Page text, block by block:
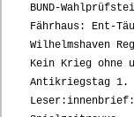
BUND-
Fährhaus: Ent-
Wilhelmshaven
Kein Krieg ohne
Antikriegstag 1.